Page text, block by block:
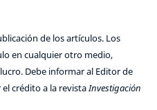
de los artículos. Los
en cualquier otro medio,
Debe informar al Editor de
crédito a la revistaInvestigación